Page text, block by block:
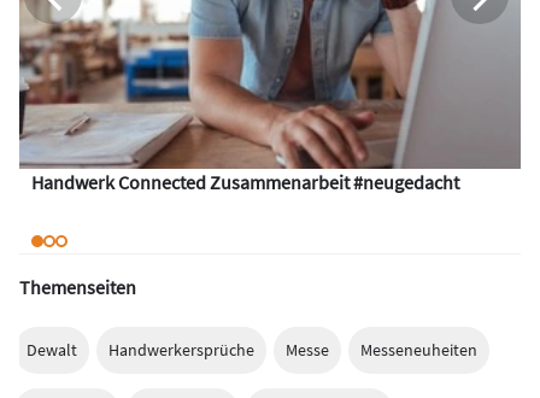
Handwerk Connected Zusammenarbeit #neugedacht
Themenseiten
Dewalt Handwerkersprüche Messe Messeneuheiten